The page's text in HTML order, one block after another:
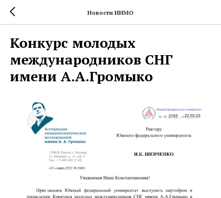
Новости ИИМО
Конкурс молодых
международников СНГ
имени А.А.Громыко